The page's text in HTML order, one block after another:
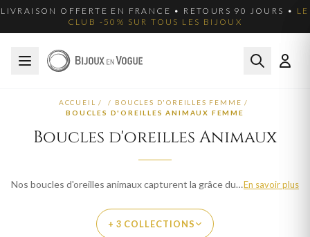
LIVRAISON OFFERTE EN FRANCE • RETOURS 90 JOURS • LE
CLUB -50% SUR TOUS LES BIJOUX
ACCUEIL / / BOUCLES D'OREILLES FEMME /
BOUCLES D'OREILLES ANIMAUX FEMME
Boucles d'oreilles Animaux
Nos boucles d'oreilles animaux capturent la grâce du règne animal. Papillon, coccinelle, chat et plus encore. Livraison offerte en France.En savoir plus
+ 3 COLLECTIONS